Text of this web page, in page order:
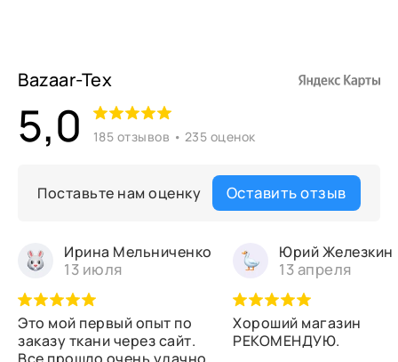
Bazaar-Tex
5,0 185 отзывов • 235 оценок
Поставьте нам оценку Оставить отзыв
Ирина Мельниченко
13 июля
Это мой первый опыт по
заказу ткани через сайт.
Юрий Железкин
13 апреля
Хороший магазин
РЕКОМЕНДУЮ.